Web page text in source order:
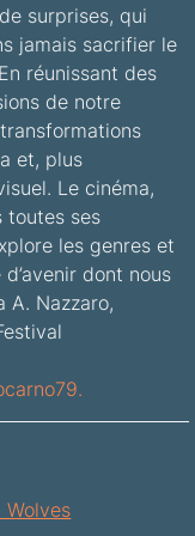
surprises, qui
jamais sacrifier le
réunissant des
de notre
et, plus
Le cinéma,
toutes ses
les genres et
dont nous
A. Nazzaro,
.
Wolves